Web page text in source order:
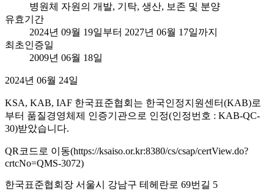
병원체 자원의 개발, 기탁, 생산, 보존 및 분양
유효기간
2024년 09월 19일부터 2027년 06월 17일까지
최초인증일
2009년 06월 18일
2024년 06월 24일
KSA, KAB, IAF 한국표준협회는 한국인정지원센터(KAB)로
부터 품질경영체제 인증기관으로 인정(인정번호 : KAB-QC-
30)받았습니다.
QR코드로 이동(https://ksaiso.or.kr:8380/cs/csap/certView.do?
crtcNo=QMS-3072)
한국표준협회장 서울시 강남구 테헤란로 69번길 5